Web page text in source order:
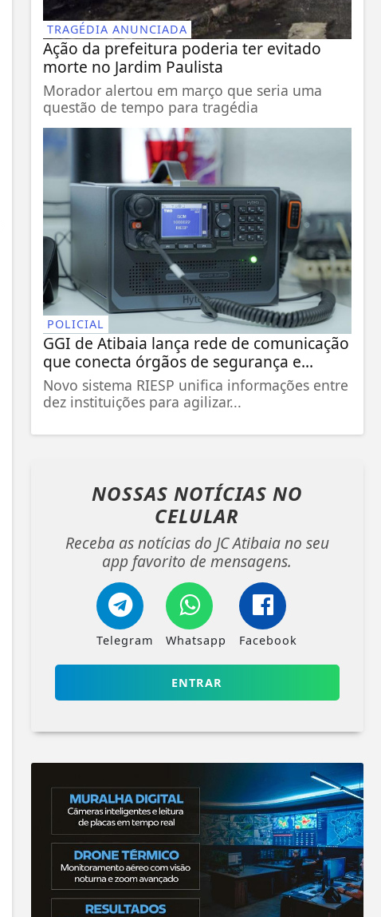
TRAGÉDIA ANUNCIADA
Ação da prefeitura poderia ter evitado
morte no Jardim Paulista
Morador alertou em março que seria uma
questão de tempo para tragédia
POLICIAL
GGI de Atibaia lança rede de comunicação
que conecta órgãos de segurança e...
Novo sistema RIESP unifica informações entre
dez instituições para agilizar...
NOSSAS NOTÍCIAS NO
CELULAR
Receba as notícias do JC Atibaia no seu
app favorito de mensagens.
Telegram Whatsapp Facebook
ENTRAR